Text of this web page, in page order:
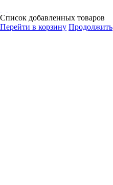
Список добавленных товаров
Перейти в корзину Продолжить